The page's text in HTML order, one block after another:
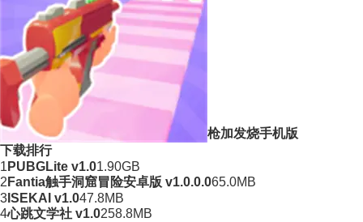
枪加发烧手机版
下载排行
1 PUBGLite v1.01.90GB
2 Fantia触手洞窟冒险安卓版 v1.0.0.065.0MB
3 ISEKAI v1.047.8MB
4心跳文学社 v1.0258.8MB